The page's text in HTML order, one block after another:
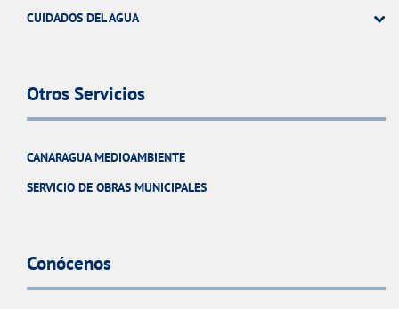
CUIDADOS DEL AGUA
Otros Servicios
CANARAGUA MEDIOAMBIENTE
SERVICIO DE OBRAS MUNICIPALES
Conócenos